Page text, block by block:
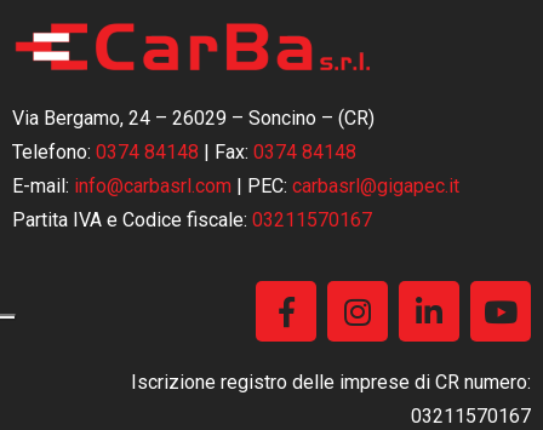
Via Bergamo, 24 – 26029 – Soncino – (CR)
Telefono: 0374 84148 | Fax: 0374 84148
E-mail: info@carbasrl.com | PEC: carbasrl@gigapec.it
Partita IVA e Codice fiscale: 03211570167
Iscrizione registro delle imprese di CR numero:
03211570167